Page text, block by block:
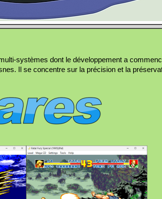
systèmes dont le développement a
Il se concentre sur la précision et la